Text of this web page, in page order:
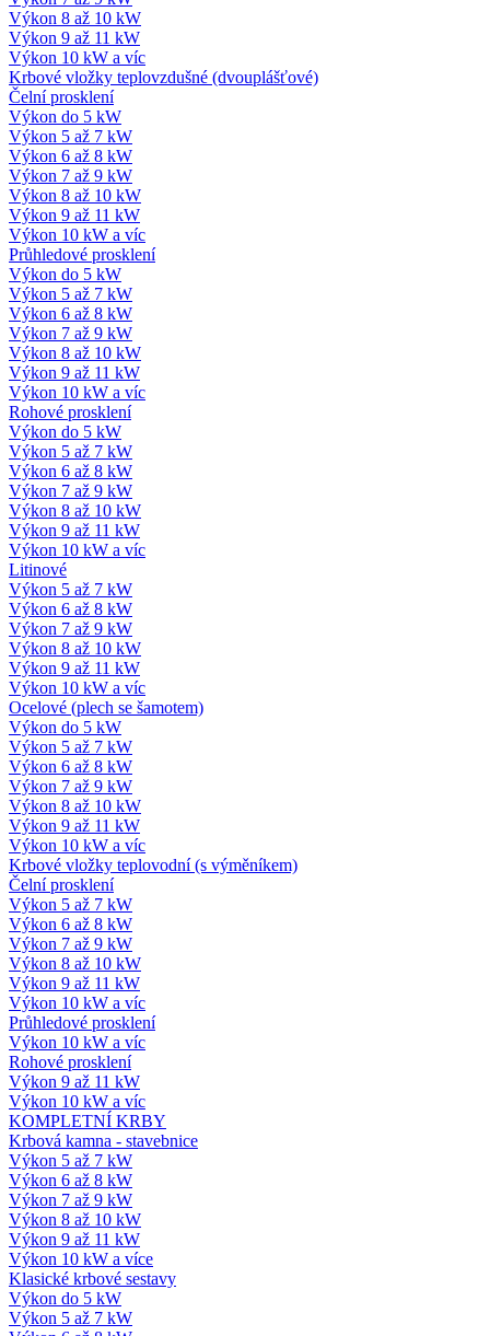
Výkon 8 až 10 kW
Výkon 9 až 11 kW
Výkon 10 kW a víc
Krbové vložky teplovzdušné (dvouplášťové)
Čelní prosklení
Výkon do 5 kW
Výkon 5 až 7 kW
Výkon 6 až 8 kW
Výkon 7 až 9 kW
Výkon 8 až 10 kW
Výkon 9 až 11 kW
Výkon 10 kW a víc
Průhledové prosklení
Výkon do 5 kW
Výkon 5 až 7 kW
Výkon 6 až 8 kW
Výkon 7 až 9 kW
Výkon 8 až 10 kW
Výkon 9 až 11 kW
Výkon 10 kW a víc
Rohové prosklení
Výkon do 5 kW
Výkon 5 až 7 kW
Výkon 6 až 8 kW
Výkon 7 až 9 kW
Výkon 8 až 10 kW
Výkon 9 až 11 kW
Výkon 10 kW a víc
Litinové
Výkon 5 až 7 kW
Výkon 6 až 8 kW
Výkon 7 až 9 kW
Výkon 8 až 10 kW
Výkon 9 až 11 kW
Výkon 10 kW a víc
Ocelové (plech se šamotem)
Výkon do 5 kW
Výkon 5 až 7 kW
Výkon 6 až 8 kW
Výkon 7 až 9 kW
Výkon 8 až 10 kW
Výkon 9 až 11 kW
Výkon 10 kW a víc
Krbové vložky teplovodní (s výměníkem)
Čelní prosklení
Výkon 5 až 7 kW
Výkon 6 až 8 kW
Výkon 7 až 9 kW
Výkon 8 až 10 kW
Výkon 9 až 11 kW
Výkon 10 kW a víc
Průhledové prosklení
Výkon 10 kW a víc
Rohové prosklení
Výkon 9 až 11 kW
Výkon 10 kW a víc
KOMPLETNÍ KRBY
Krbová kamna - stavebnice
Výkon 5 až 7 kW
Výkon 6 až 8 kW
Výkon 7 až 9 kW
Výkon 8 až 10 kW
Výkon 9 až 11 kW
Výkon 10 kW a více
Klasické krbové sestavy
Výkon do 5 kW
Výkon 5 až 7 kW